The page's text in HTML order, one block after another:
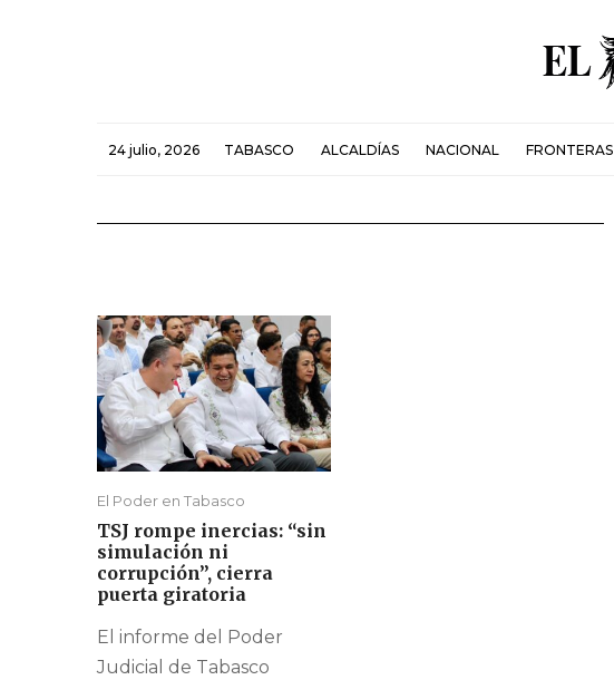
24 julio, 2026 TABASCO ALCALDÍAS NACIONAL FRONTERAS
El Poder en Tabasco
TSJ rompe inercias: “sin
simulación ni
corrupción”, cierra
puerta giratoria
El informe del Poder
Judicial de Tabasco